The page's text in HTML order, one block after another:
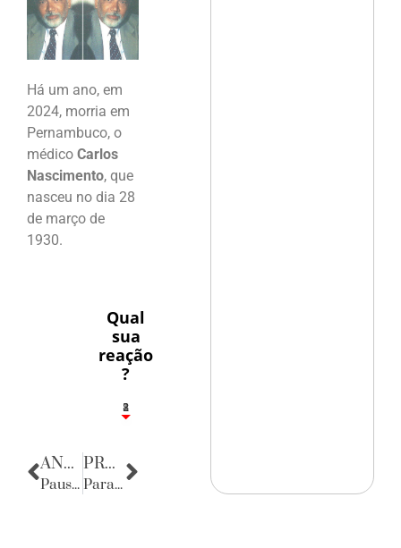
Há um ano, em
2024, morria em
Pernambuco, o
médico Carlos
Nascimento, que
nasceu no dia 28
de março de
1930.
Qual
sua
reação
?
1
2
8
ANTERIOR
Pausa Poética
PRÓXIMA
Parabéns